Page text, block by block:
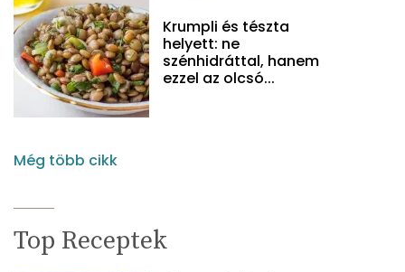
Krumpli és tészta
helyett: ne
szénhidráttal, hanem
ezzel az olcsó...
Még több cikk
Top Receptek